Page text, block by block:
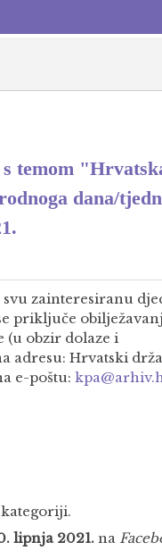
temom
dana/
zainteresiranu
priključe
(u obzir dolaze i
adresu: Hrvatski
e-poštu:
lipnja 2021. na